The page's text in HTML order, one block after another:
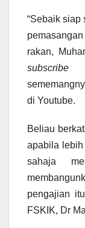
“Sebaik siap
rakan,
subscribe
di Youtube.
Beliau
apabila lebih
sahaja
pengajian
FSKIK, Dr